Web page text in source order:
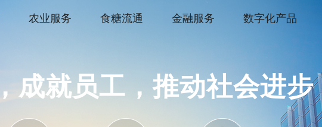
农业服务 食糖流通 金融服务 数字化产品
成就员工，推动社会进步